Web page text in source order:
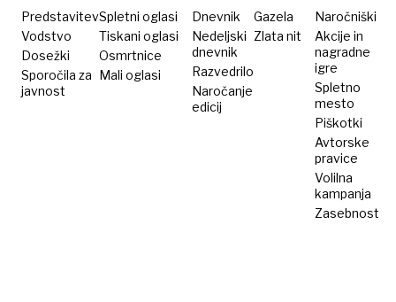
Predstavitev
Vodstvo
Dosežki
Sporočila za
javnost
Spletni oglasi
Tiskani oglasi
Osmrtnice
Mali oglasi
Dnevnik
Nedeljski
dnevnik
Razvedrilo
Naročanje
edicij
Gazela
Zlata nit
Naročniški
Akcije in
nagradne
igre
Spletno
mesto
Piškotki
Avtorske
pravice
Volilna
kampanja
Zasebnost